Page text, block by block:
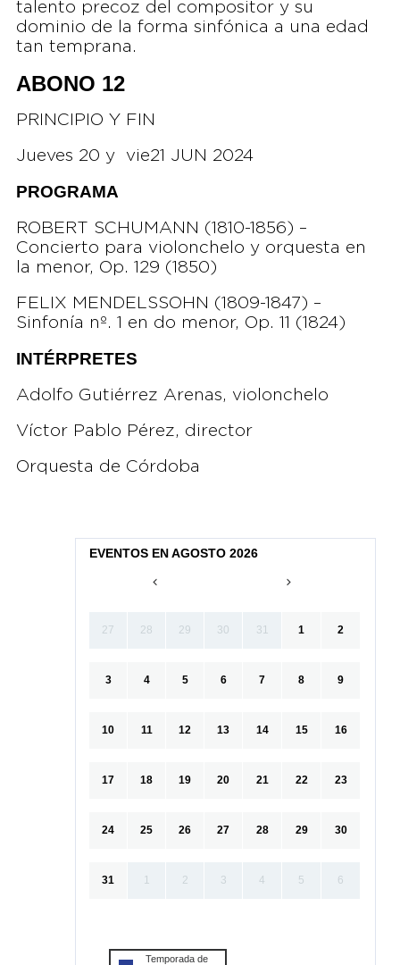
talento precoz del compositor y su
dominio de la forma sinfónica a una edad
tan temprana.
ABONO 12
PRINCIPIO Y FIN
Jueves 20 y vie21 JUN 2024
PROGRAMA
ROBERT SCHUMANN (1810-1856) –
Concierto para violonchelo y orquesta en
la menor, Op. 129 (1850)
FELIX MENDELSSOHN (1809-1847) –
Sinfonía nº. 1 en do menor, Op. 11 (1824)
INTÉRPRETES
Adolfo Gutiérrez Arenas, violonchelo
Víctor Pablo Pérez, director
Orquesta de Córdoba
EVENTOS EN AGOSTO 2026
27 28 29 30 31 1 2
3 4 5 6 7 8 9
10 11 12 13 14 15 16
17 18 19 20 21 22 23
24 25 26 27 28 29 30
31 1 2 3 4 5 6
Temporada de